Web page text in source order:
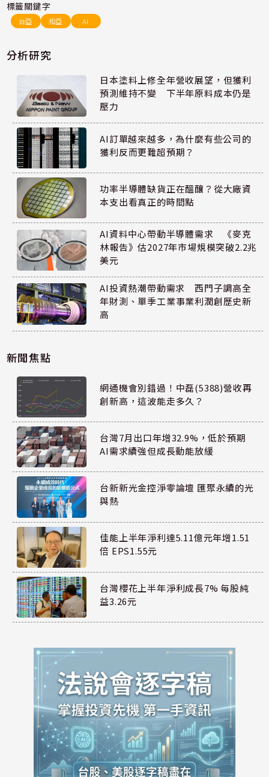
標籤關鍵字
台亞 和亞 AI
分析研究
日本塗料上修全年營收展望，但獲利
預測維持不變 下半年原料成本仍是
壓力
AI訂單越來越多，為什麼有些公司的
獲利反而更難超預期？
功率半導體缺貨正在醞釀？從大廠資
本支出看真正的時間點
AI資料中心帶動半導體需求 《麥克
林報告》估2027年市場規模突破2.2兆
美元
AI投資熱潮帶動需求 西門子調高全
年財測、單季工業事業利潤創歷史新
高
新聞焦點
網通機會別錯過！中磊(5388)營收再
創新高，這波能走多久？
台灣7月出口年增32.9%，低於預期
AI需求續強但成長動能放緩
台新新光金控淨零論壇 匯聚永續的光
與熱
佳能上半年淨利達5.11億元年增1.51
倍 EPS1.55元
台灣櫻花上半年淨利成長7% 每股純
益3.26元